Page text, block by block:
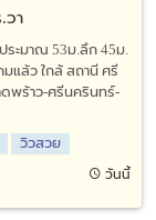
วา
ระมาณ 53ม.ลึก 45ม.
แล้ว ใกล้ สถานี ศรี
พร้าว-ศรีนครินทร์-
วิวสวย
วันนี้